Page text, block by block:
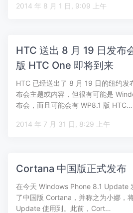
2014 年 8 月 1 日, 9:09 上午
HTC 送出 8 月 19 日发布
版 HTC One 即将到来
HTC 已经送出了 8 月 19 日的纽约发
布会主题或内容，但很有可能是
布会，而且可能会有 WP8.1 版 HTC…
2014 年 7 月 31 日, 8:29 上午
Cortana 中国版正式发布
在今天 Windows Phone 8.1 Update
了中国版 Cortana，并称之为小娜，
Update 使用到。此前，Cort…